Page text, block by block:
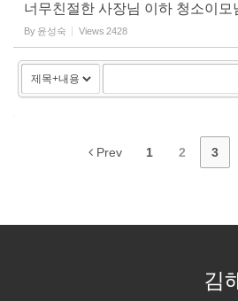
너무친절한 사장님 이하 청소이모
By 윤성숙 Views 2428
Prev 1 2 3
김